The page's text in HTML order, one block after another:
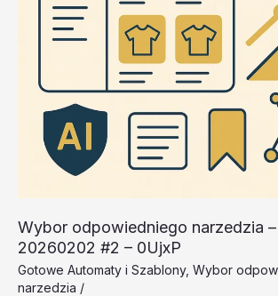
Wybor odpowiedniego narzedzia
20260202 #2 – 0UjxP
Gotowe Automaty i Szablony, Wybor
narzedzia /